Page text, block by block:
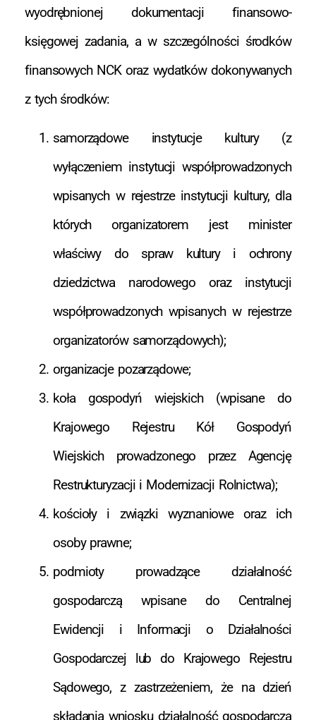
wyodrębnionej dokumentacji finansowo-
księgowej zadania, a w szczególności środków
finansowych NCK oraz wydatków dokonywanych
z tych środków:
samorządowe instytucje kultury (z
wyłączeniem instytucji współprowadzonych
wpisanych w rejestrze instytucji kultury, dla
których organizatorem jest minister
właściwy do spraw kultury i ochrony
dziedzictwa narodowego oraz instytucji
współprowadzonych wpisanych w rejestrze
organizatorów samorządowych);
organizacje pozarządowe;
koła gospodyń wiejskich (wpisane do
Krajowego Rejestru Kół Gospodyń
Wiejskich prowadzonego przez Agencję
Restrukturyzacji i Modernizacji Rolnictwa);
kościoły i związki wyznaniowe oraz ich
osoby prawne;
podmioty prowadzące działalność
gospodarczą wpisane do Centralnej
Ewidencji i Informacji o Działalności
Gospodarczej lub do Krajowego Rejestru
Sądowego, z zastrzeżeniem, że na dzień
składania wniosku działalność gospodarcza